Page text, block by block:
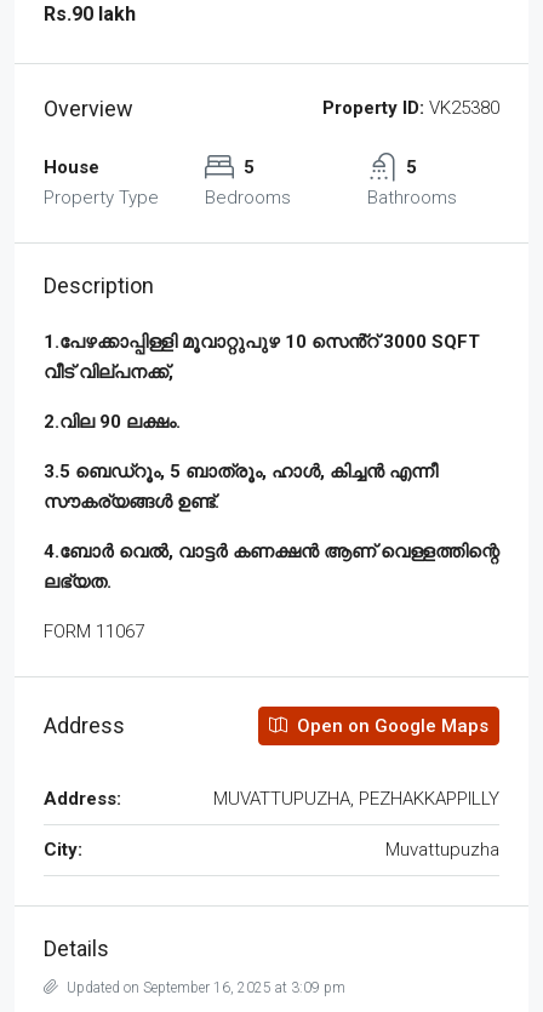
Rs.90 lakh
Overview Property ID: VK25380
House
Property Type
5
Bedrooms
5
Bathrooms
Description
1.പേഴക്കാപ്പിള്ളി മൂവാറ്റുപുഴ 10 സെൻ്റ് 3000 SQFT
വീട് വില്പനക്ക്,
2.വില 90 ലക്ഷം.
3.5 ബെഡ്‌റൂം, 5 ബാത്രൂം, ഹാൾ, കിച്ചൻ എന്നീ
സൗകര്യങ്ങൾ ഉണ്ട്‌.
4.ബോർ വെൽ, വാട്ടർ കണക്ഷൻ ആണ് വെള്ളത്തിന്റെ
ലഭ്യത.
FORM 11067
Address Open on Google Maps
Address: MUVATTUPUZHA, PEZHAKKAPPILLY
City: Muvattupuzha
Details
Updated on September 16, 2025 at 3:09 pm